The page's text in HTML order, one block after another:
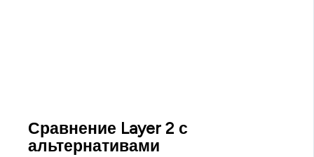
Сравнение Layer 2 с
альтернативами